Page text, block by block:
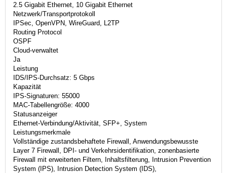
2.5 Gigabit Ethernet, 10 Gigabit Ethernet
Netzwerk/Transportprotokoll
IPSec, OpenVPN, WireGuard, L2TP
Routing Protocol
OSPF
Cloud-verwaltet
Ja
Leistung
IDS/IPS-Durchsatz: 5 Gbps
Kapazität
IPS-Signaturen: 55000
MAC-Tabellengröße: 4000
Statusanzeiger
Ethernet-Verbindung/Aktivität, SFP+, System
Leistungsmerkmale
Vollständige zustandsbehaftete Firewall, Anwendungsbewusste
Layer 7 Firewall, DPI- und Verkehrsidentifikation, zonenbasierte
Firewall mit erweiterten Filtern, Inhaltsfilterung, Intrusion Prevention
System (IPS), Intrusion Detection System (IDS),